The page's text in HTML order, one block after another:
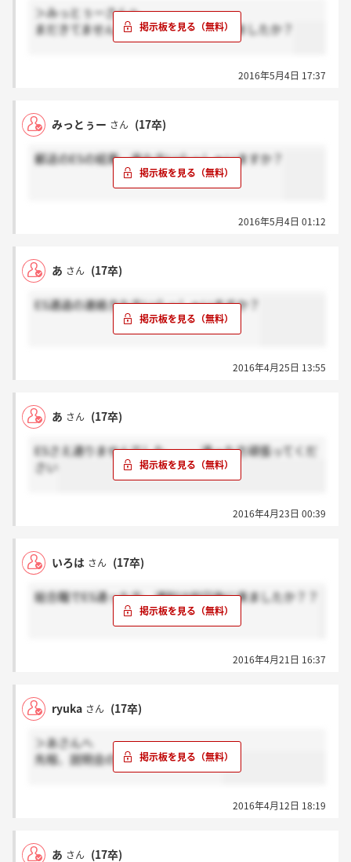
＞みっとぅーさんへ
まだきてません。ES受領連絡とかはきましたか？
2016年5月4日 17:37
みっとぅー さん (17卒)
郵送のESの結果、来た方いらっしゃいますか？
2016年5月4日 01:12
あ さん (17卒)
ES通過の連絡きた方いらっしゃいますか？
2016年4月25日 13:55
あ さん (17卒)
ESさえ通りませんでした。。。通った方頑張ってくだ
さい
2016年4月23日 00:39
いろは さん (17卒)
総合職でES通った方、通知は何日後に来ましたか？？
2016年4月21日 16:37
ryuka さん (17卒)
＞あさんへ
先程、説明会の連絡届きました…！
2016年4月12日 18:19
あ さん (17卒)